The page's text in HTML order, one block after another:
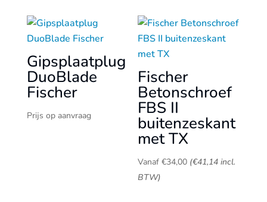
Gipsplaatplug
DuoBlade
Fischer
Prijs op aanvraag
Fischer
Betonschroef
FBS II
buitenzeskant
met TX
Vanaf €34,00 (€41,14 incl.
BTW)